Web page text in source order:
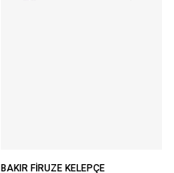
BAKIR FİRUZE KELEPÇE